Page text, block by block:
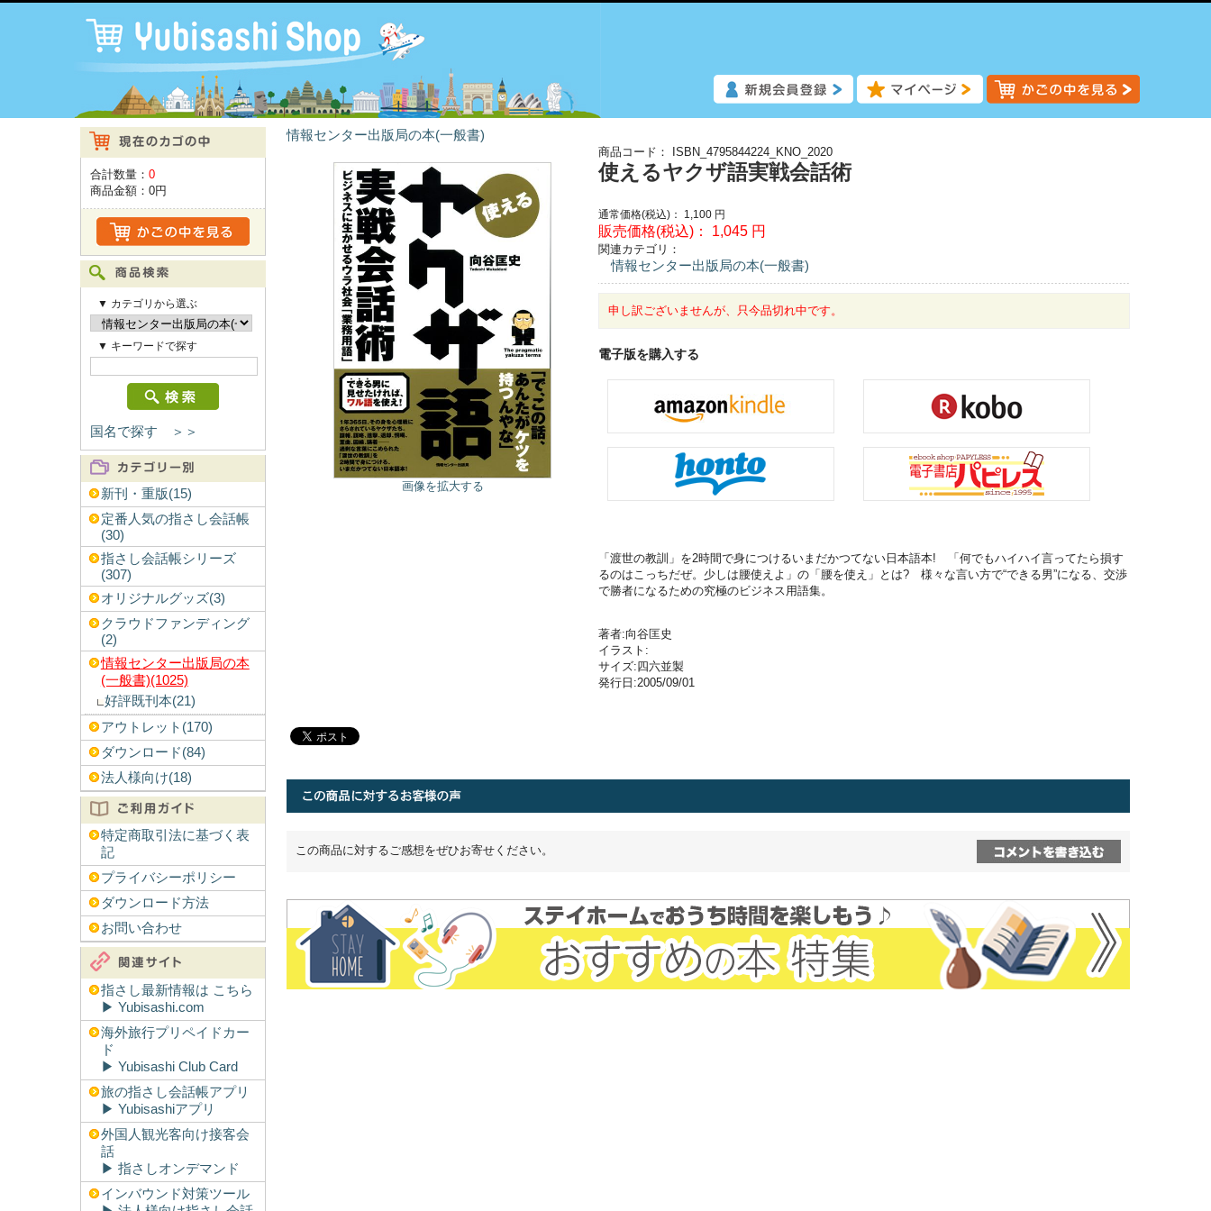
合計数量： 0
商品金額： 0円
▼ カテゴリから選ぶ
▼ キーワードで探す
国名で探す ＞＞
新刊・重版(15)
定番人気の指さし会話帳
(30)
指さし会話帳シリーズ
(307)
オリジナルグッズ(3)
クラウドファンディング
(2)
情報センター出版局の本
(一般書)(1025)
好評既刊本(21)
アウトレット(170)
ダウンロード(84)
法人様向け(18)
特定商取引法に基づく表
記
プライバシーポリシー
ダウンロード方法
お問い合わせ
指さし最新情報は こちら
▶︎ Yubisashi.com
海外旅行プリペイドカー
ド
▶︎ Yubisashi Club Card
旅の指さし会話帳アプリ
▶︎ Yubisashiアプリ
外国人観光客向け接客会
話
▶︎ 指さしオンデマンド
インバウンド対策ツール
情報センター出版局の本(一般書)
画像を拡大する
商品コード： ISBN_4795844224_KNO_2020
使えるヤクザ語実戦会話術
通常価格(税込)： 1,100 円
販売価格(税込)： 1,045 円
関連カテゴリ：
情報センター出版局の本(一般書)
申し訳ございませんが、只今品切れ中です。
電子版を購入する
「渡世の教訓」を2時間で身につけるいまだかつてない日本語本! 「何でもハイハイ言ってたら損す
るのはこっちだぜ。少しは腰使えよ」の「腰を使え」とは? 様々な言い方で“できる男”になる、交渉
で勝者になるための究極のビジネス用語集。
著者:向谷匡史
イラスト:
サイズ:四六並製
発行日:2005/09/01
この商品に対するご感想をぜひお寄せください。